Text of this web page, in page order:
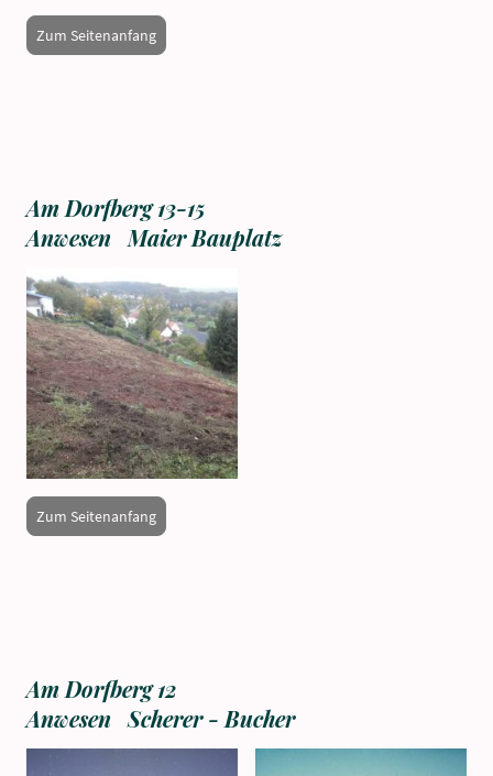
Zum Seitenanfang
Am Dorfberg 13-15
Anwesen Maier Bauplatz
Zum Seitenanfang
Am Dorfberg 12
Anwesen Scherer - Bucher